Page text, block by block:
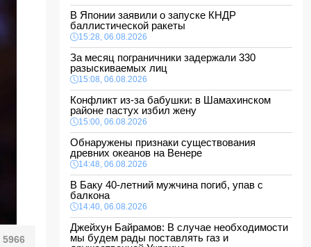
5966
В Японии заявили о запуске КНДР
баллистической ракеты
15:28, 06.08.2026
За месяц пограничники задержали 330
разыскиваемых лиц
15:08, 06.08.2026
Конфликт из-за бабушки: в Шамахинском
районе пастух избил жену
15:00, 06.08.2026
Обнаружены признаки существования
древних океанов на Венере
14:48, 06.08.2026
В Баку 40-летний мужчина погиб, упав с
балкона
14:40, 06.08.2026
Джейхун Байрамов: В случае необходимости
мы будем рады поставлять газ и